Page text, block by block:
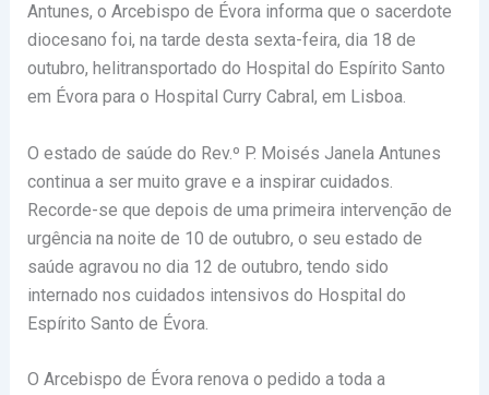
Antunes, o Arcebispo de Évora informa que o sacerdote
diocesano foi, na tarde desta sexta-feira, dia 18 de
outubro, helitransportado do Hospital do Espírito Santo
em Évora para o Hospital Curry Cabral, em Lisboa.
O estado de saúde do Rev.º P. Moisés Janela Antunes
continua a ser muito grave e a inspirar cuidados.
Recorde-se que depois de uma primeira intervenção de
urgência na noite de 10 de outubro, o seu estado de
saúde agravou no dia 12 de outubro, tendo sido
internado nos cuidados intensivos do Hospital do
Espírito Santo de Évora.
O Arcebispo de Évora renova o pedido a toda a